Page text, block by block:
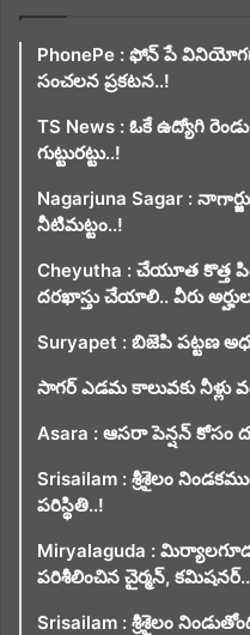
PhonePe : ఫోన్ పే
సంచలన ప్రకటన..!
TS News : ఓకే ఉద్యోగి
గుట్టురట్టు..!
Nagarjuna Sagar :
నీటిమట్టం..!
Cheyutha : చేయూత కొత్త
దరఖాస్తు చేయాలి.. వీరు
Suryapet : బిజెపి పట్టణ
సాగర్ ఎడమ కాలువకు నీళ్లు
Asara : ఆసరా పెన్షన్ కోసం
Srisailam : శ్రీశైలం
పరిస్థితి..!
Miryalaguda :
పరిశీలించిన చైర్మన్,
Srisailam : శ్రీశైలం